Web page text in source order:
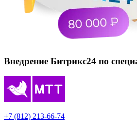
Внедрение Битрикс24 по
+7 (812) 213-66-74